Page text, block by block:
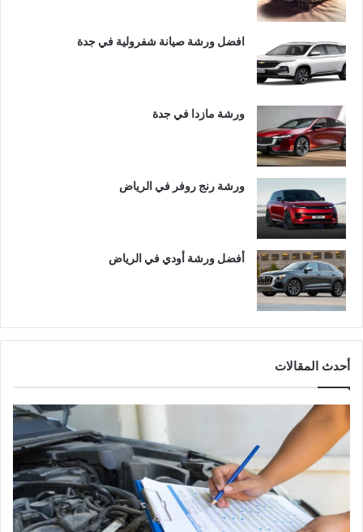
افضل ورشة صيانة شفرولية في جدة
ورشة مازدا في جدة
ورشة رنج روفر في الرياض
أفضل ورشة أودي في الرياض
أحدث المقالات